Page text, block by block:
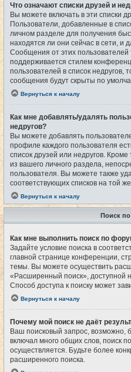
Что означают списки друзей и
Вы можете включать в эти списки
Пользователи, добавленные в
личном разделе для получения
находятся ли они сейчас в сети, и
Сообщения от этих пользователей
поддерживается стилем
пользователей в список
сообщения будут скрыты по
Вернуться к началу
Как мне добавлять/удалять
недругов?
Вы можете добавлять
профиле каждого пользователя
список друзей или недругов.
из вашего личного раздела,
пользователя. Вы можете также
соответствующих списков на той
Вернуться к началу
Поиск
Как мне выполнить поиск по
Задайте условие поиска в
главной странице конференции,
темы. Вы можете осуществить
«Расширенный поиск», доступной
Способ доступа к поиску может
Вернуться к началу
Почему мой поиск не даёт
Ваш поисковый запрос,
включал много общих слов, поиск
осуществляется. Будьте более
расширенного поиска.